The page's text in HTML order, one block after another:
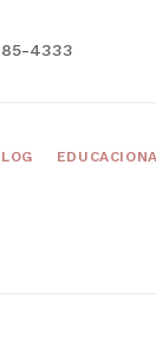
4333